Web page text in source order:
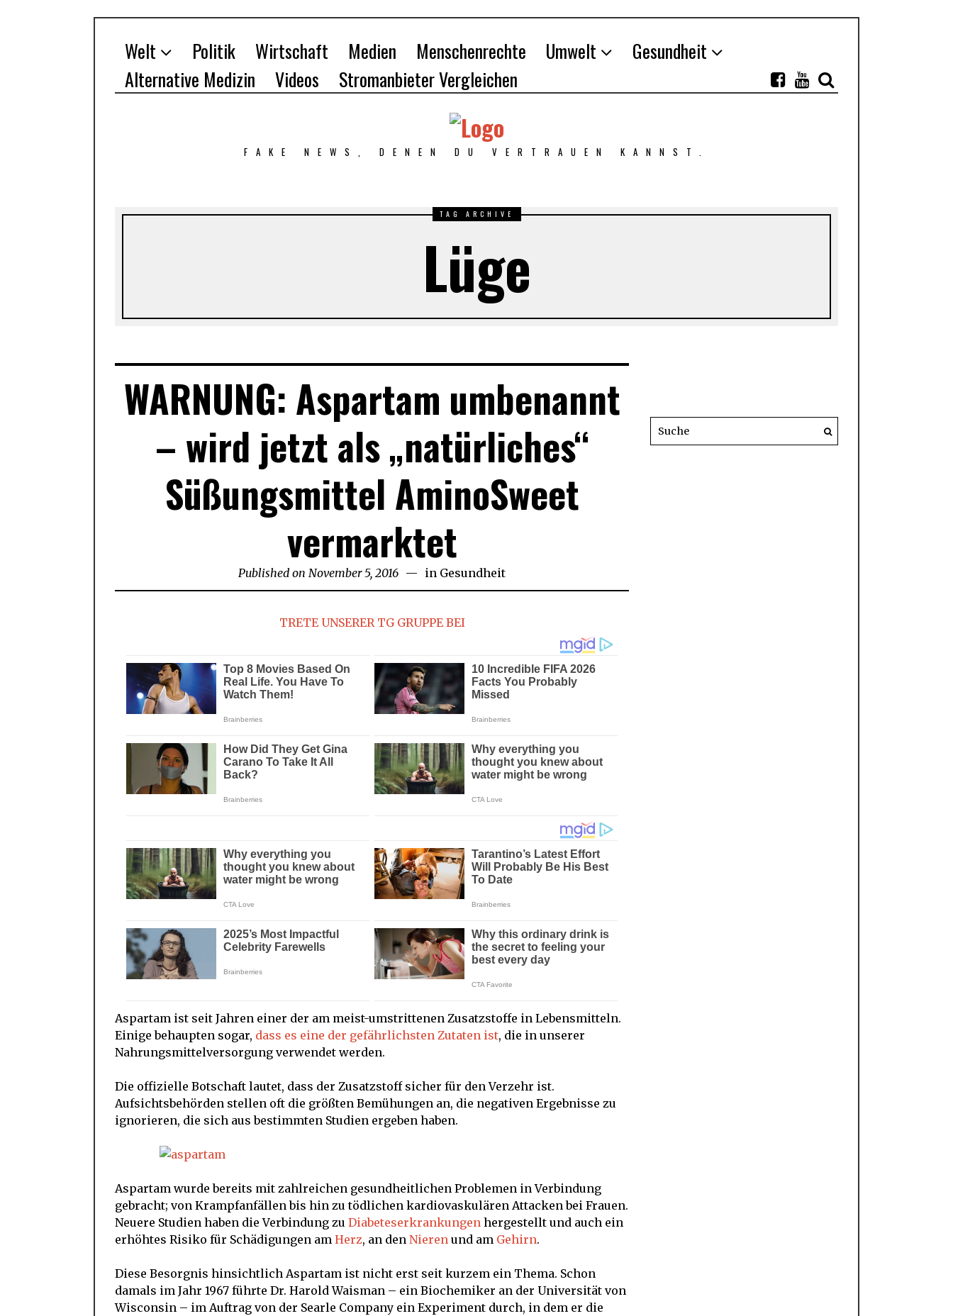
Welt Politik Wirtschaft Medien Menschenrechte Umwelt
Gesundheit
Alternative Medizin
Videos Stromanbieter Vergleichen
FAKE NEWS, DENEN DU VERTRAUEN KANNST.
TAG ARCHIVE
Lüge
WARNUNG: Aspartam umbenannt
– wird jetzt als „natürliches“
Süßungsmittel AminoSweet
vermarktet
Published on November 5, 2016 November
5,
in Gesundheit
TRETE UNSERER TG GRUPPE BEI
Aspartam ist seit Jahren einer der am meist-umstrittenen Zusatzstoffe in Lebensmitteln.
Einige behaupten sogar, dass es eine der gefährlichsten Zutaten ist, die in unserer
Nahrungsmittelversorgung verwendet werden.
Die offizielle Botschaft lautet, dass der Zusatzstoff sicher für den Verzehr ist.
Aufsichtsbehörden stellen oft die größten Bemühungen an, die negativen Ergebnisse zu
ignorieren, die sich aus bestimmten Studien ergeben haben.
Aspartam wurde bereits mit zahlreichen gesundheitlichen Problemen in Verbindung
gebracht; von Krampfanfällen bis hin zu tödlichen kardiovaskulären Attacken bei Frauen.
Neuere Studien haben die Verbindung zu Diabeteserkrankungen hergestellt und auch ein
erhöhtes Risiko für Schädigungen am Herz, an den Nieren und am Gehirn.
Diese Besorgnis hinsichtlich Aspartam ist nicht erst seit kurzem ein Thema. Schon
damals im Jahr 1967 führte Dr. Harold Waisman – ein Biochemiker an der Universität von
Wisconsin – im Auftrag von der Searle Company ein Experiment durch, in dem er die